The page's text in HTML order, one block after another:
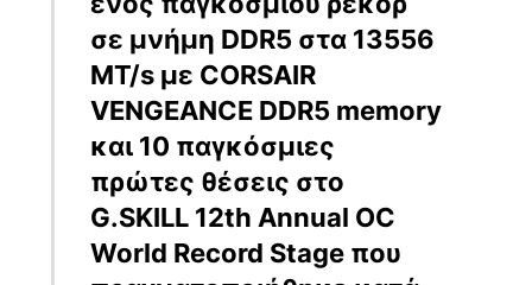
σε μνήμη DDR5 στα 13556
MT/s με CORSAIR
VENGEANCE DDR5 memory
και 10 παγκόσμιες
πρώτες θέσεις στο
G.SKILL 12th Annual OC
World Record Stage που